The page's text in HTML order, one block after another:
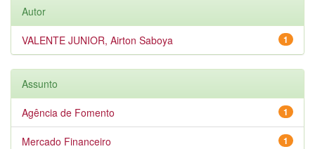
Autor
1
VALENTE JUNIOR, Airton Saboya
Assunto
1
Agência de Fomento
1
Mercado Financeiro